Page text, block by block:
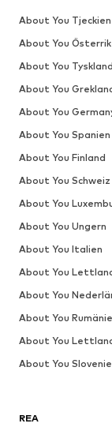
REA
About You Tjeckien
About You
About You Tyskland
About You
About You
About You Spanien
About You Finland
About You
About You
About You Ungern
About You Italien
About You
About You
About You
About You
About You